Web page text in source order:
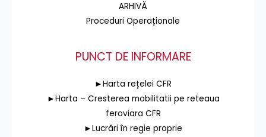
ARHIVĂ
Proceduri Operaționale
PUNCT DE INFORMARE
►Harta rețelei CFR
►Harta – Cresterea mobilitatii pe reteaua
feroviara CFR
►Lucrări în regie proprie